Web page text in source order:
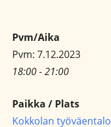
Pvm/Aika
Pvm: 7.12.2023
18:00 - 21:00
Paikka / Plats
Kokkolan työväentalo